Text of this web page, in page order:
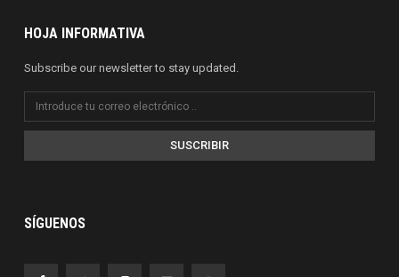
HOJA INFORMATIVA
Subscribe our newsletter to stay updated.
SUSCRIBIR
SÍGUENOS